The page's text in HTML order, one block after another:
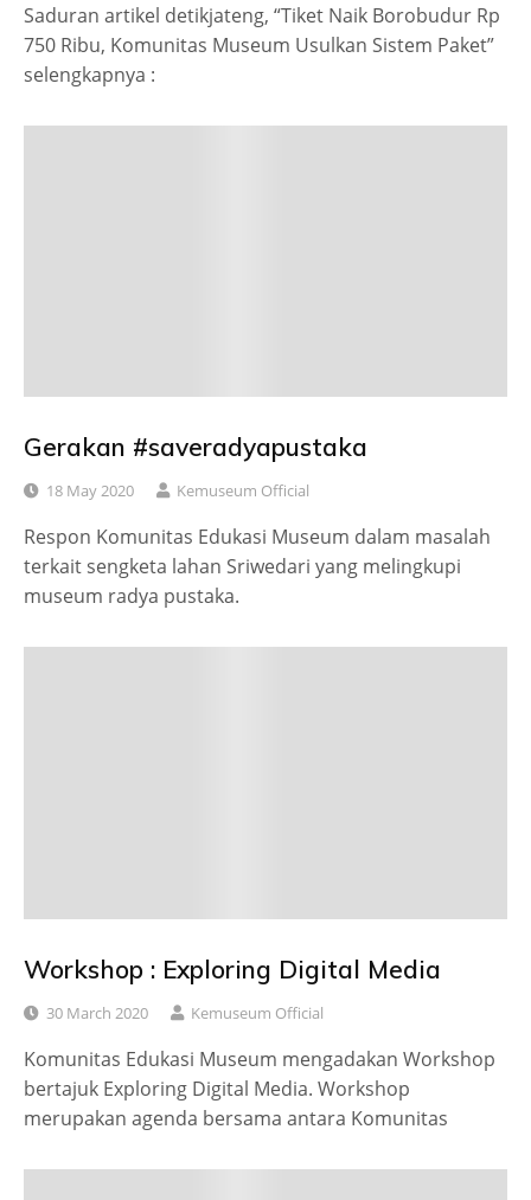
Saduran artikel detikjateng, “Tiket Naik Borobudur Rp
750 Ribu, Komunitas Museum Usulkan Sistem Paket”
selengkapnya :
Gerakan #saveradyapustaka
18 May 2020 Kemuseum Official
Respon Komunitas Edukasi Museum dalam masalah
terkait sengketa lahan Sriwedari yang melingkupi
museum radya pustaka.
Workshop : Exploring Digital Media
30 March 2020 Kemuseum Official
Komunitas Edukasi Museum mengadakan Workshop
bertajuk Exploring Digital Media. Workshop
merupakan agenda bersama antara Komunitas